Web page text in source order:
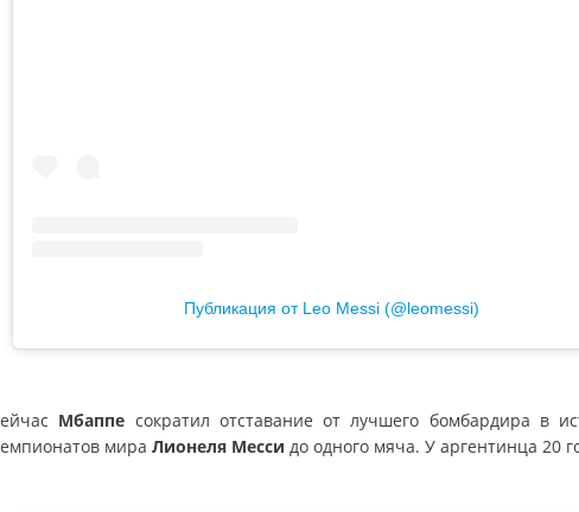
Публикация от Leo Messi (@leomessi)
Мбаппе сократил отставание от лучшего бомбардира в
мира Лионеля Месси до одного мяча. У аргентинца 20